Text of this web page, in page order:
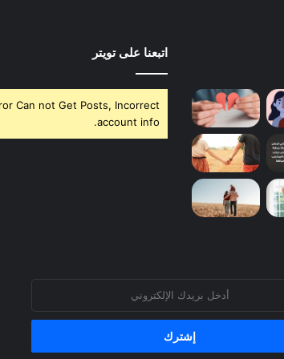
اتبعنا على تويتر
Can not Get Posts, Incorrect
account info.